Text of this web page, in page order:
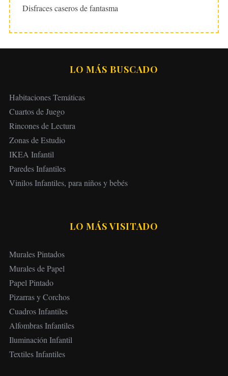
Disfraces caseros de fantasma
LO MÁS BUSCADO
Habitaciones Temáticas
Cuartos de Juego
Rincones de Lectura
Zonas de Estudio
IKEA Infantil
Paredes Infantiles
Vinilos Infantiles, para niños y bebés
LO MÁS VISITADO
Murales Pintados
Murales de Papel
Papel Pintado
Pizarras y Corchos
Cuadros Infantiles
Alfombras Infantiles
Iluminación Infantil
Textiles Infantiles